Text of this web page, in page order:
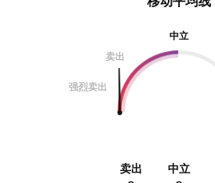
中立
卖出
强烈卖出
卖出 中立